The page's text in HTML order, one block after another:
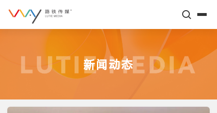
关于路铁
多元服务
新闻动态